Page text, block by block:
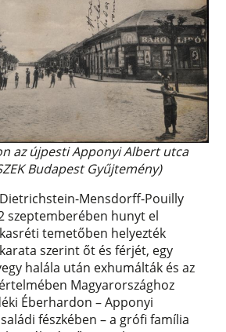
az újpesti Apponyi Albert utca
Budapest Gyűjtemény)
Mensdorff-Pouilly
szeptemberében hunyt el
temetőben helyezték
szerint őt és férjét, egy
halála után exhumálták és az
Magyarországhoz
Éberhardon – Apponyi
fészkében – a grófi família